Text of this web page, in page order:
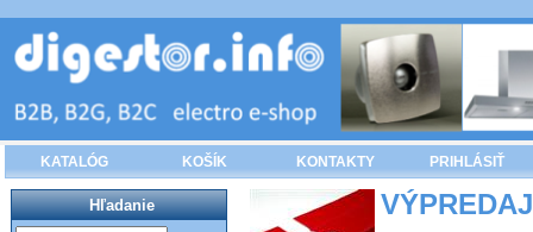
KATALÓG KOŠÍK KONTAKTY PRIHLÁSIŤ
Hľadanie